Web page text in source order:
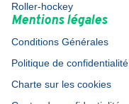
Roller-hockey
Mentions légales
Conditions Générales
Politique de confidentialité
Charte sur les cookies